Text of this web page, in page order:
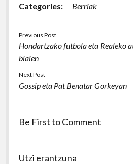
Categories: Berriak
Previous Post
Hondartzako futbola eta Realeko
blaien
Next Post
Gossip eta Pat Benatar Gorkeyan
Be First to Comment
Utzi erantzuna